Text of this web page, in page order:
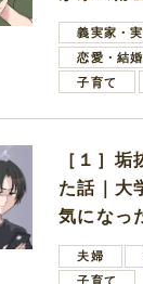
しいと言
義実家・
恋愛・結婚
子育て
［１］
た話｜大
気になっ
ない男子
夫婦
子育て